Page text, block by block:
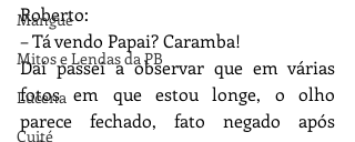
Mangue
Mitos e Lendas da PB
Lucena
Cuité
Roberto:
– Tá vendo Papai? Caramba!
Daí passei a observar que em várias
fotos em que estou longe, o olho
parece fechado, fato negado após